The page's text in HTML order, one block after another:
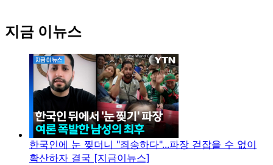
지금 이뉴스
한국인에 눈 찢더니 "죄송하다"...파장 걷잡을 수 없이
확산하자 결국 [지금이뉴스]